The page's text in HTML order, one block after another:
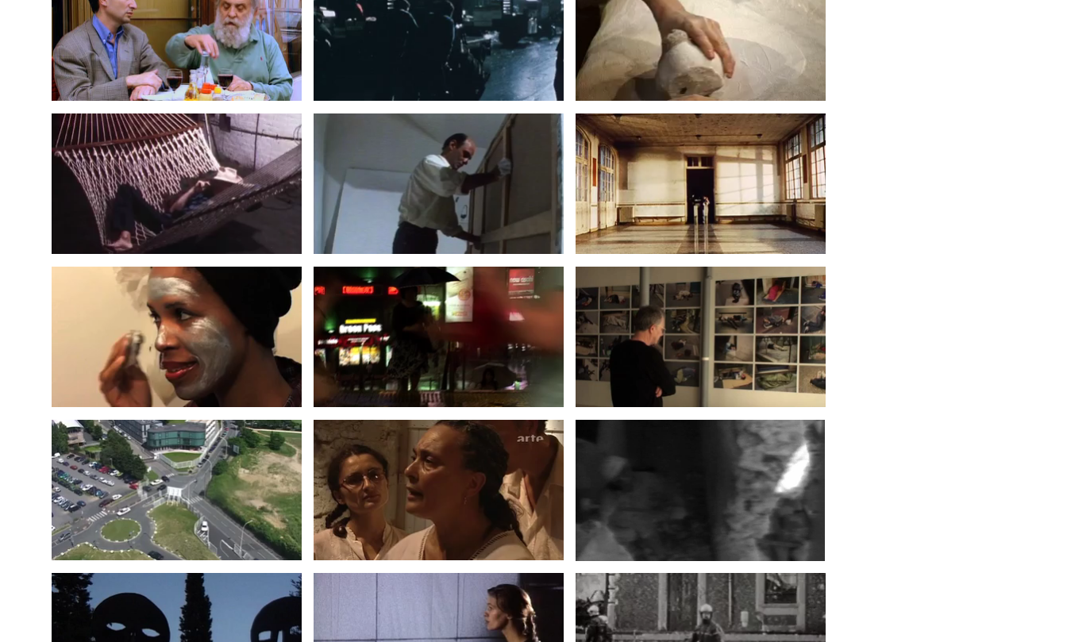
LE TAON VOLE – JEAN DUPUY
1992
JEAN-FRANÇOIS LACALMONTIE
1991
LA SCULPTURE D’EMMANUEL
SAULNIER
1989
TONY OURSLER
2009
NUIT D’ÉTÉ
2008
PREUVES ORDINAIRES
2006
DOCUMENTS POUR UNE
COMMANDE PUBLIQUE
2003
MAUD ROBART : LA SOURCE DU
CHANT
2001
INTERSECTION CONIQUE
1975-2001
OBJETS TROUVÉS
1996
UNE AUTRE VILLE
LA MORT DANS L’ÂME